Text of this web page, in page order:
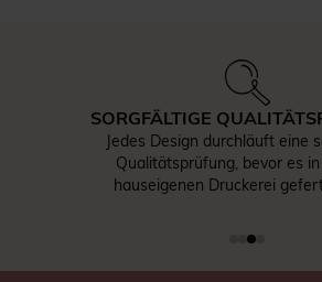
SORGFÄLTIGE
Jedes Design durchläuft eine
Qualitätsprüfung, bevor es
hauseigenen Druckerei